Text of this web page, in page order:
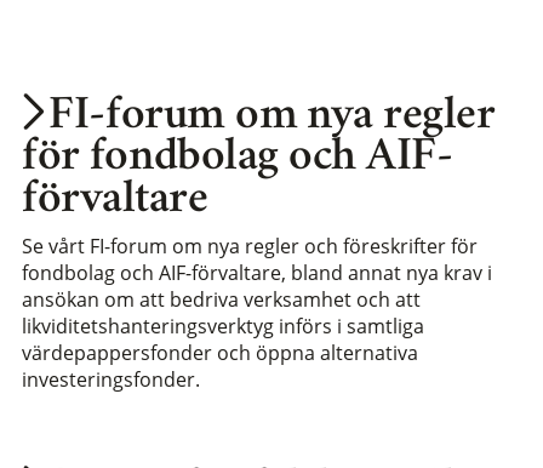
FI-forum om nya regler
för fondbolag och AIF-
förvaltare
Se vårt FI-forum om nya regler och föreskrifter för
fondbolag och AIF-förvaltare, bland annat nya krav i
ansökan om att bedriva verksamhet och att
likviditetshanteringsverktyg införs i samtliga
värdepappersfonder och öppna alternativa
investeringsfonder.